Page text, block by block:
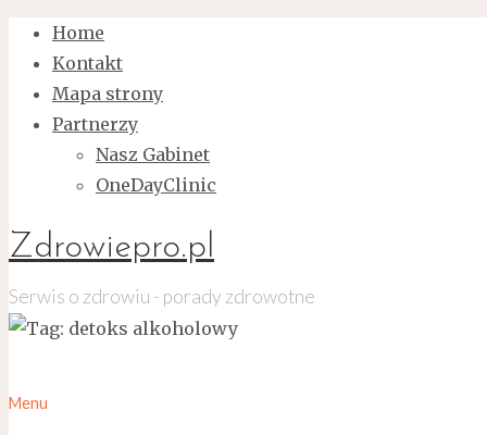
Home
Kontakt
Mapa strony
Partnerzy
Nasz Gabinet
OneDayClinic
Zdrowiepro.pl
Serwis o zdrowiu - porady zdrowotne
Menu